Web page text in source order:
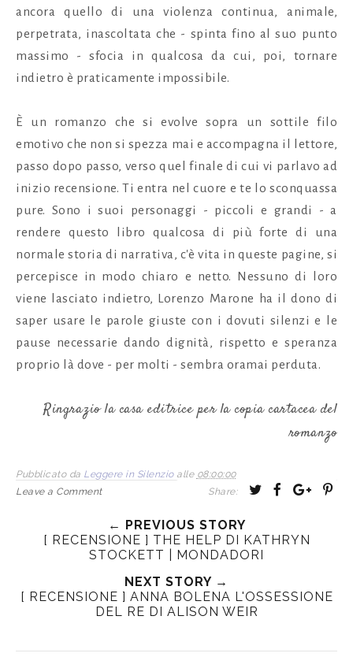
ancora quello di una violenza continua, animale,
perpetrata, inascoltata che - spinta fino al suo punto
massimo - sfocia in qualcosa da cui, poi, tornare
indietro è praticamente impossibile.
È un romanzo che si evolve sopra un sottile filo
emotivo che non si spezza mai e accompagna il lettore,
passo dopo passo, verso quel finale di cui vi parlavo ad
inizio recensione. Ti entra nel cuore e te lo sconquassa
pure. Sono i suoi personaggi - piccoli e grandi - a
rendere questo libro qualcosa di più forte di una
normale storia di narrativa, c'è vita in queste pagine, si
percepisce in modo chiaro e netto. Nessuno di loro
viene lasciato indietro, Lorenzo Marone ha il dono di
saper usare le parole giuste con i dovuti silenzi e le
pause necessarie dando dignità, rispetto e speranza
proprio là dove - per molti - sembra oramai perduta.
Ringrazio la casa editrice per la copia cartacea del
romanzo
Pubblicato da Leggere in Silenzio alle 08:00:00
Leave a Comment
Share:
T
e
T
h
s
r
O
n
a
O
n
o
← PREVIOUS STORY
[ RECENSIONE ] THE HELP DI KATHRYN
STOCKETT | MONDADORI
NEXT STORY →
[ RECENSIONE ] ANNA BOLENA L'OSSESSIONE
DEL RE DI ALISON WEIR